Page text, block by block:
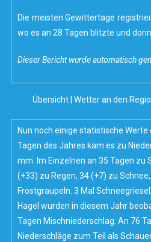
Die meisten Gewittertage
wo es an 28 Tagen blitzte und
Dieser Bericht wurde automatisch
Übersicht Wetter an den
Nun noch einige statistische
Tagen des Jahres kam es zu
mm. Im Einzelnen an 35 Tagen zu
(+33) zu Regen, 34 (+7) zu
Frostgraupeln. 3 Mal
Hagel wurden in diesem Jahr
Tagen Mischniederschlag. An 76
Niederschläge zum Teil als